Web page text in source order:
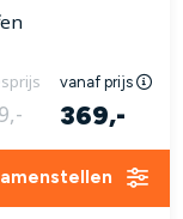
vanaf prijs
369,-